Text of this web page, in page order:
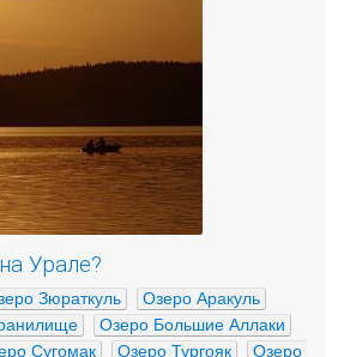
Урале?
Зюраткуль
Озеро Аракуль
Озеро Большие Аллаки
Сугомак Озеро Тургояк Озеро